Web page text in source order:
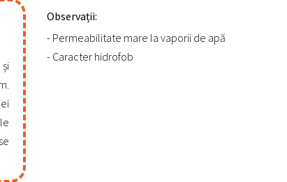
Observații:
- Permeabilitate mare la vaporii de apă
- Caracter hidrofob